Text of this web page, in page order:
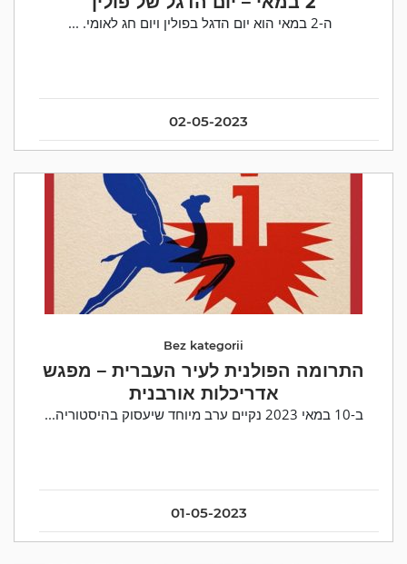
02-05-2023
ה-2 במאי הוא יום הדגל בפולין ויום חג לאומי. ...
01-05-2023
Bez kategorii
התרומה הפולנית לעיר העברית – מפגש
אדריכלות אורבנית
ב-10 במאי 2023 נקיים ערב מיוחד שיעסוק בהיסטוריה...